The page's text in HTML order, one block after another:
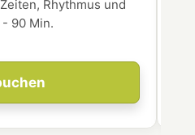
Rhythmus und
90 Min.